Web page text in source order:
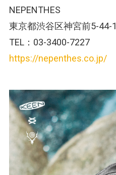
NEPENTHES
東京都渋谷区神宮前5-44-1
TEL：03-3400-7227
https://nepenthes.co.jp/